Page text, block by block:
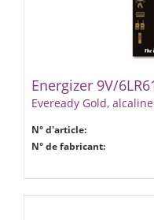
Energizer 9V/
Eveready Gold,
N° d'article:
N° de fabricant: